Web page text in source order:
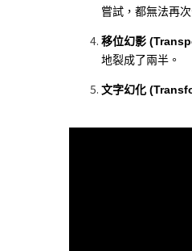
嘗試，都無法再
移位幻影
地裂成了兩半。
文字幻化